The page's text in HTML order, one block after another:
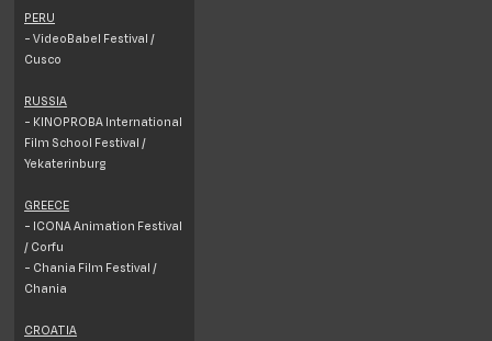
PERU
- VideoBabel Festival /
Cusco
RUSSIA
- KINOPROBA International
Film School Festival /
Yekaterinburg
GREECE
- ICONA Animation Festival
/ Corfu
- Chania Film Festival /
Chania
CROATIA